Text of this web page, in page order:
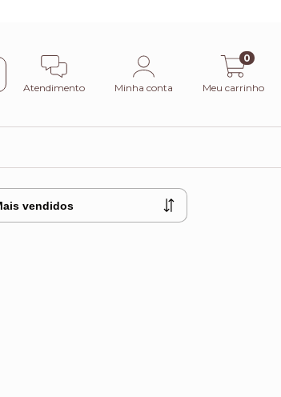
Atendimento Minha conta Meu carrinho
0